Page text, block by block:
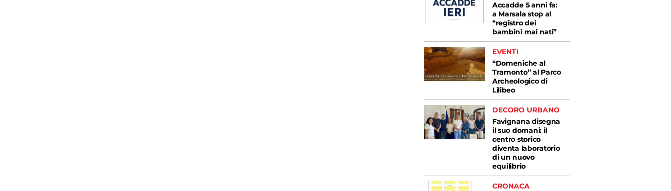
Accadde 5 anni fa:
a Marsala stop al
“registro dei
bambini mai nati”
EVENTI
“Domeniche al
Tramonto” al Parco
Archeologico di
Lilibeo
DECORO URBANO
Favignana disegna
il suo domani: il
centro storico
diventa laboratorio
di un nuovo
equilibrio
CRONACA